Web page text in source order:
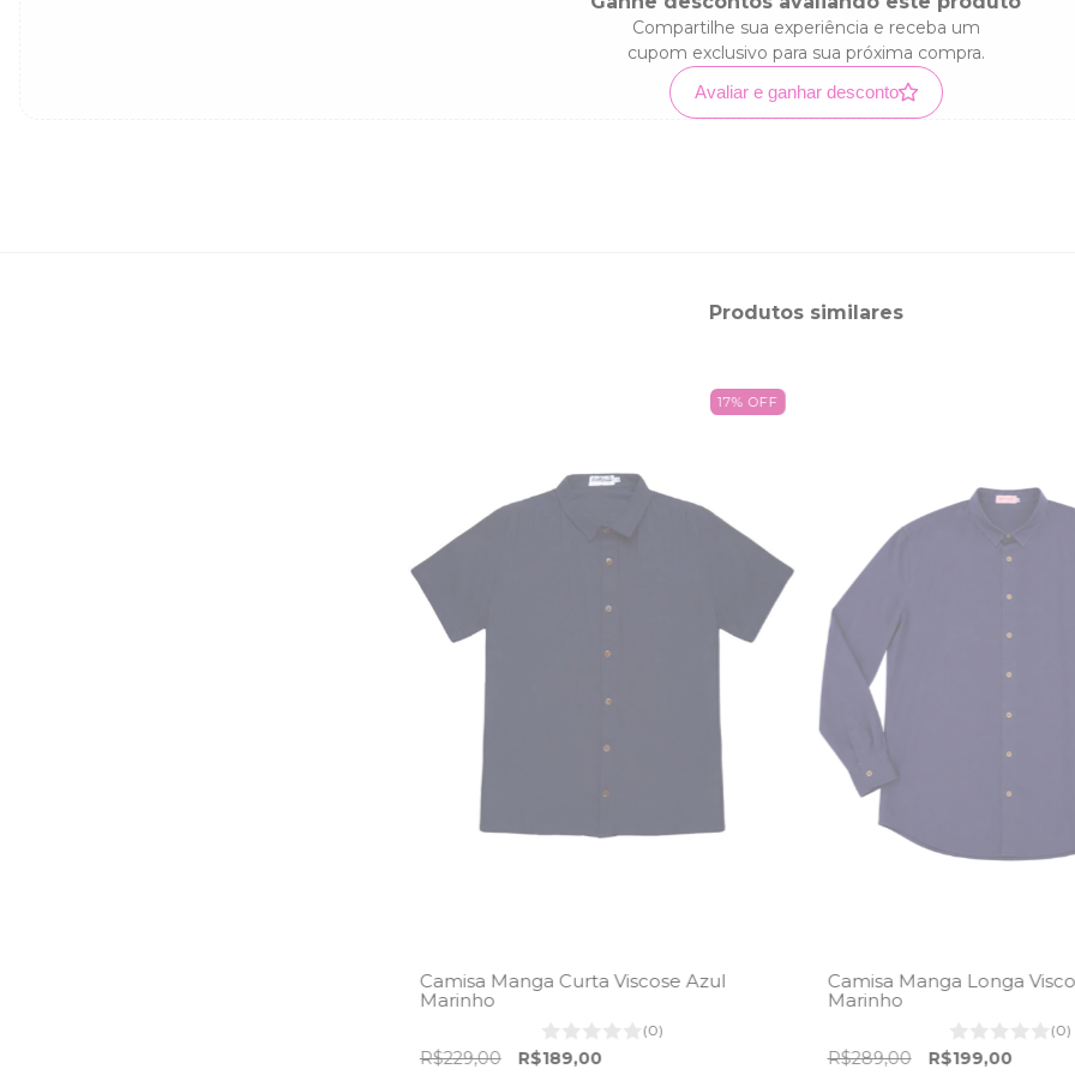
Compartilhe sua experiência e receba um
cupom exclusivo para sua próxima compra.
Avaliar e ganhar desconto
Produtos similares
17%OFF
Camisa Manga Curta Viscose Azul
Marinho
(0)
R$229,00 R$189,00
Camisa Manga Longa
Marinho
(0)
R$289,00 R$199,00